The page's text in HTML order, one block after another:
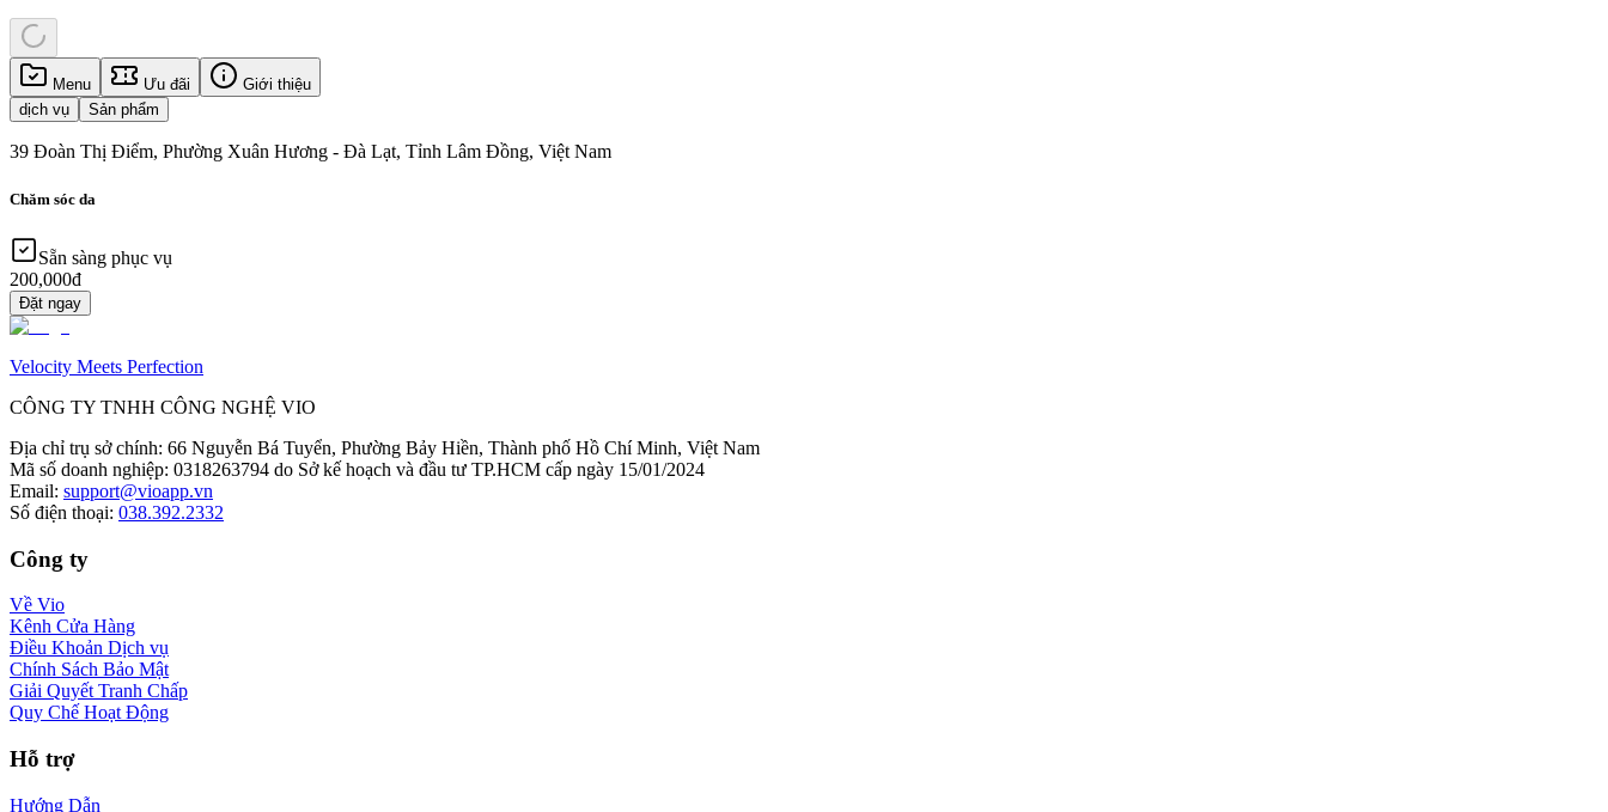
Menu Ưu đãi
Giới thiệu
dịch vụ
Sản phẩm
39 Đoàn Thị Điểm, Phường Xuân Hương - Đà Lạt, Tỉnh Lâm Đồng, Việt Nam
Chăm sóc da
Sẵn sàng phục vụ
200,000đ
Đặt ngay
Velocity Meets Perfection
CÔNG TY TNHH CÔNG NGHỆ VIO
Địa chỉ trụ sở chính: 66 Nguyễn Bá Tuyển, Phường Bảy Hiền, Thành phố Hồ Chí Minh, Việt Nam
Mã số doanh nghiệp: 0318263794 do Sở kế hoạch và đầu tư TP.HCM cấp ngày 15/01/2024
Email: support@vioapp.vn
Số điện thoại: 038.392.2332
Công ty
Về Vio
Kênh Cửa Hàng
Điều Khoản Dịch vụ
Chính Sách Bảo Mật
Giải Quyết Tranh Chấp
Quy Chế Hoạt Động
Hỗ trợ
Hướng Dẫn